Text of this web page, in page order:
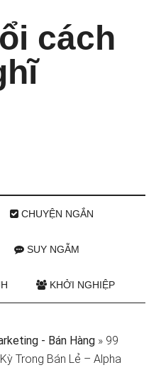
cách
CHUYỆN NGẮN
SUY NGẪM
KHỞI NGHIỆP
- Bán Hàng » 99
Trong Bán Lẻ – Alpha